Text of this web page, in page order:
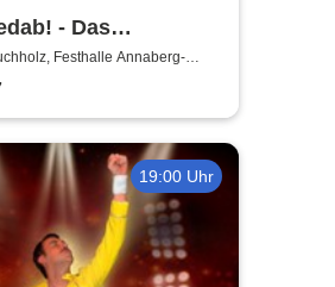
- Das
Musical
Festhalle Annaberg-
19:00 Uhr